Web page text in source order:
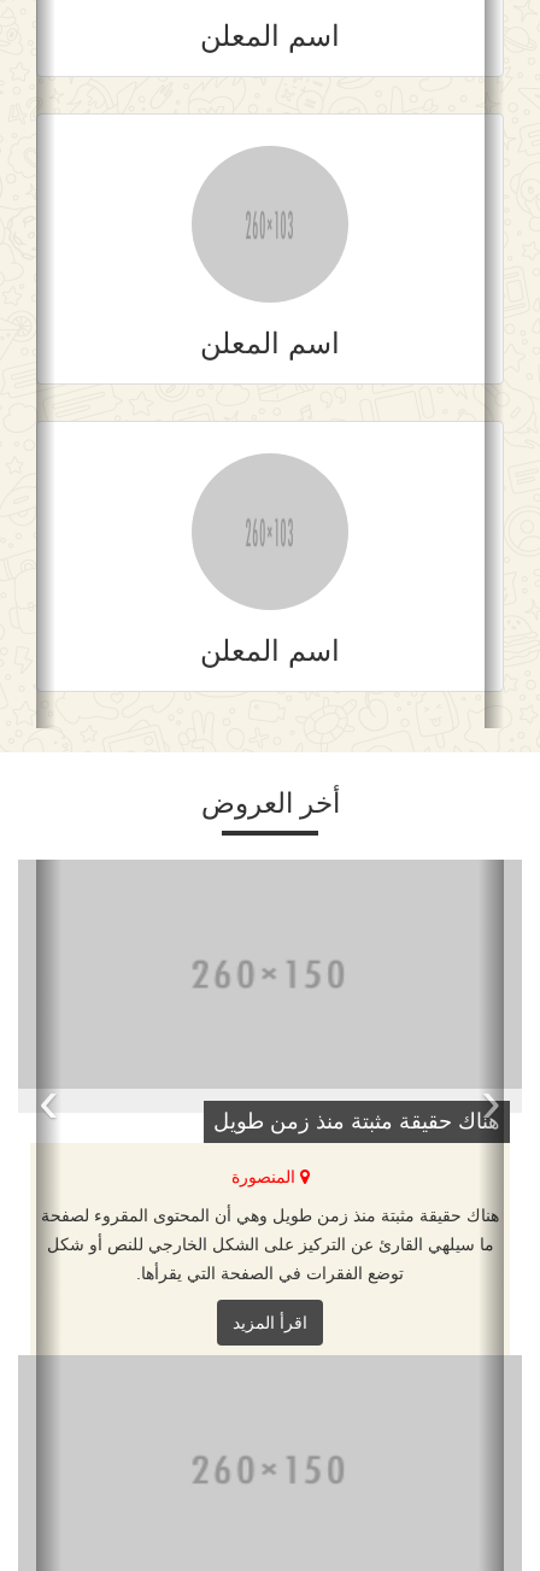
اسم المعلن
اسم المعلن
اسم المعلن
أخر العروض
هناك حقيقة مثبتة منذ زمن طويل
المنصورة
هناك حقيقة مثبتة منذ زمن طويل وهي أن المحتوى المقروء لصفحة
ما سيلهي القارئ عن التركيز على الشكل الخارجي للنص أو شكل
توضع الفقرات في الصفحة التي يقرأها.
اقرأ المزيد
‹
›